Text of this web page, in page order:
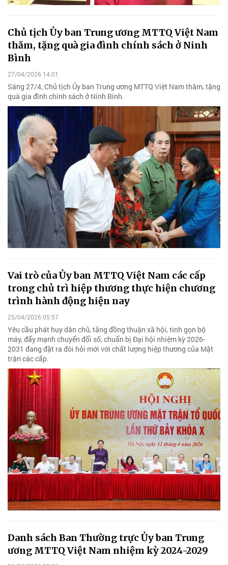
Chủ tịch Ủy ban Trung ương MTTQ Việt Nam
thăm, tặng quà gia đình chính sách ở Ninh
Bình
27/04/2026 14:01
Sáng 27/4, Chủ tịch Ủy ban Trung ương MTTQ Việt Nam thăm, tặng
quà gia đình chính sách ở Ninh Bình.
Vai trò của Ủy ban MTTQ Việt Nam các cấp
trong chủ trì hiệp thương thực hiện chương
trình hành động hiện nay
25/04/2026 05:57
Yêu cầu phát huy dân chủ, tăng đồng thuận xã hội, tinh gọn bộ
máy, đẩy mạnh chuyển đổi số, chuẩn bị Đại hội nhiệm kỳ 2026-
2031 đang đặt ra đòi hỏi mới với chất lượng hiệp thương của Mặt
trận các cấp.
Danh sách Ban Thường trực Ủy ban Trung
ương MTTQ Việt Nam nhiệm kỳ 2024-2029